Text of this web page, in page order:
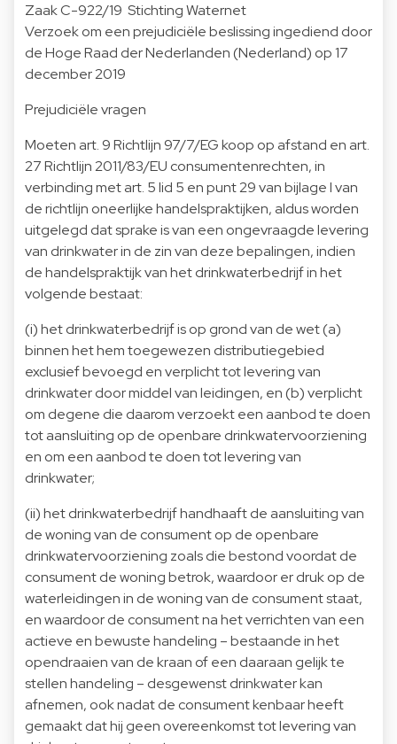
Zaak C-922/19 Stichting Waternet
Verzoek om een prejudiciële beslissing ingediend door
de Hoge Raad der Nederlanden (Nederland) op 17
december 2019
Prejudiciële vragen
Moeten art. 9 Richtlijn 97/7/EG koop op afstand en art.
27 Richtlijn 2011/83/EU consumentenrechten, in
verbinding met art. 5 lid 5 en punt 29 van bijlage I van
de richtlijn oneerlijke handelspraktijken, aldus worden
uitgelegd dat sprake is van een ongevraagde levering
van drinkwater in de zin van deze bepalingen, indien
de handelspraktijk van het drinkwaterbedrijf in het
volgende bestaat:
(i) het drinkwaterbedrijf is op grond van de wet (a)
binnen het hem toegewezen distributiegebied
exclusief bevoegd en verplicht tot levering van
drinkwater door middel van leidingen, en (b) verplicht
om degene die daarom verzoekt een aanbod te doen
tot aansluiting op de openbare drinkwatervoorziening
en om een aanbod te doen tot levering van
drinkwater;
(ii) het drinkwaterbedrijf handhaaft de aansluiting van
de woning van de consument op de openbare
drinkwatervoorziening zoals die bestond voordat de
consument de woning betrok, waardoor er druk op de
waterleidingen in de woning van de consument staat,
en waardoor de consument na het verrichten van een
actieve en bewuste handeling – bestaande in het
opendraaien van de kraan of een daaraan gelijk te
stellen handeling – desgewenst drinkwater kan
afnemen, ook nadat de consument kenbaar heeft
gemaakt dat hij geen overeenkomst tot levering van